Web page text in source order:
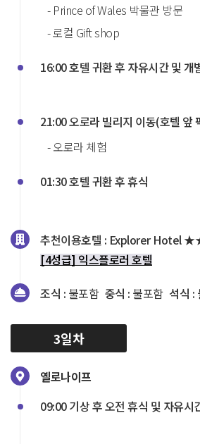
- Prince of Wales 박물관 방문
- 로컬 Gift shop
16:00 호텔 귀환 후 자유시간 및 개
21:00 오로라 빌리지 이동(호텔 앞
- 오로라 체험
01:30 호텔 귀환 후 휴식
추천이용호텔 : Explorer Hotel
[4성급] 익스플로러 호텔
조식 : 불포함 중식 : 불포함 석식 :
3일차
옐로나이프
09:00 기상 후 오전 휴식 및 자유시